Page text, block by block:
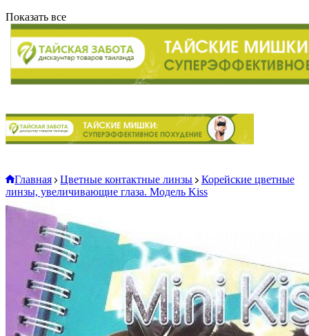
Показать все
Главная Цветные контактные линзы
Корейские цветные
линзы, увеличивающие глаза. Модель Kiss